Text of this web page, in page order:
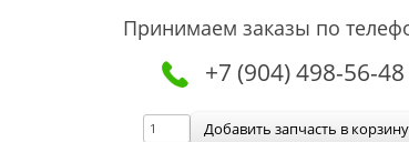
Принимаем заказы по
+7 (904) 498-56-48